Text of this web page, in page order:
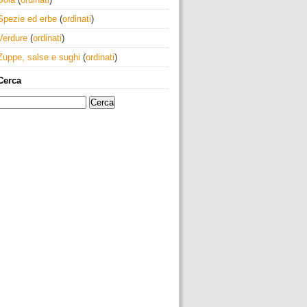
ed erbe (ordinati)
(ordinati)
salse e sughi (ordinati)